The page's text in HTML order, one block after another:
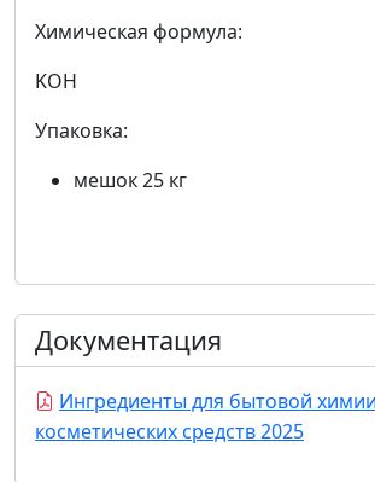
Химическая формула:
KOH
Упаковка:
мешок 25 кг
Документация
Ингредиенты для бытовой
косметических средств 2025